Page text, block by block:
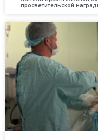
просветительской